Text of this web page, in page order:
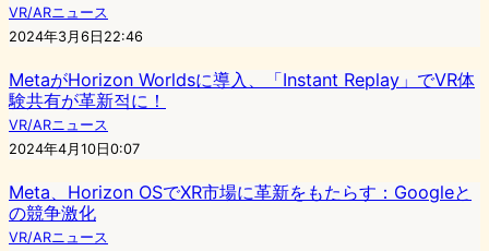
VR/ARニュース
2024年3月6日22:46
MetaがHorizon Worldsに導入、「Instant Replay」でVR体
験共有が革新적に！
VR/ARニュース
2024年4月10日0:07
Meta、Horizon OSでXR市場に革新をもたらす：Googleと
の競争激化
VR/ARニュース